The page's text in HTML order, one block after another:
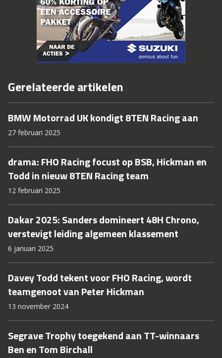
Gerelateerde artikelen
BMW Motorrad UK kondigt 8TEN Racing aan
27 februari 2025
drama: FHO Racing focust op BSB, Hickman en
Todd in nieuw 8TEN Racing team
12 februari 2025
Dakar 2025: Sanders domineert 48H Chrono,
verstevigt leiding algemeen klassement
6 januari 2025
Davey Todd tekent voor FHO Racing, wordt
teamgenoot van Peter Hickman
13 november 2024
Segrave Trophy toegekend aan TT-winnaars
Ben en Tom Birchall